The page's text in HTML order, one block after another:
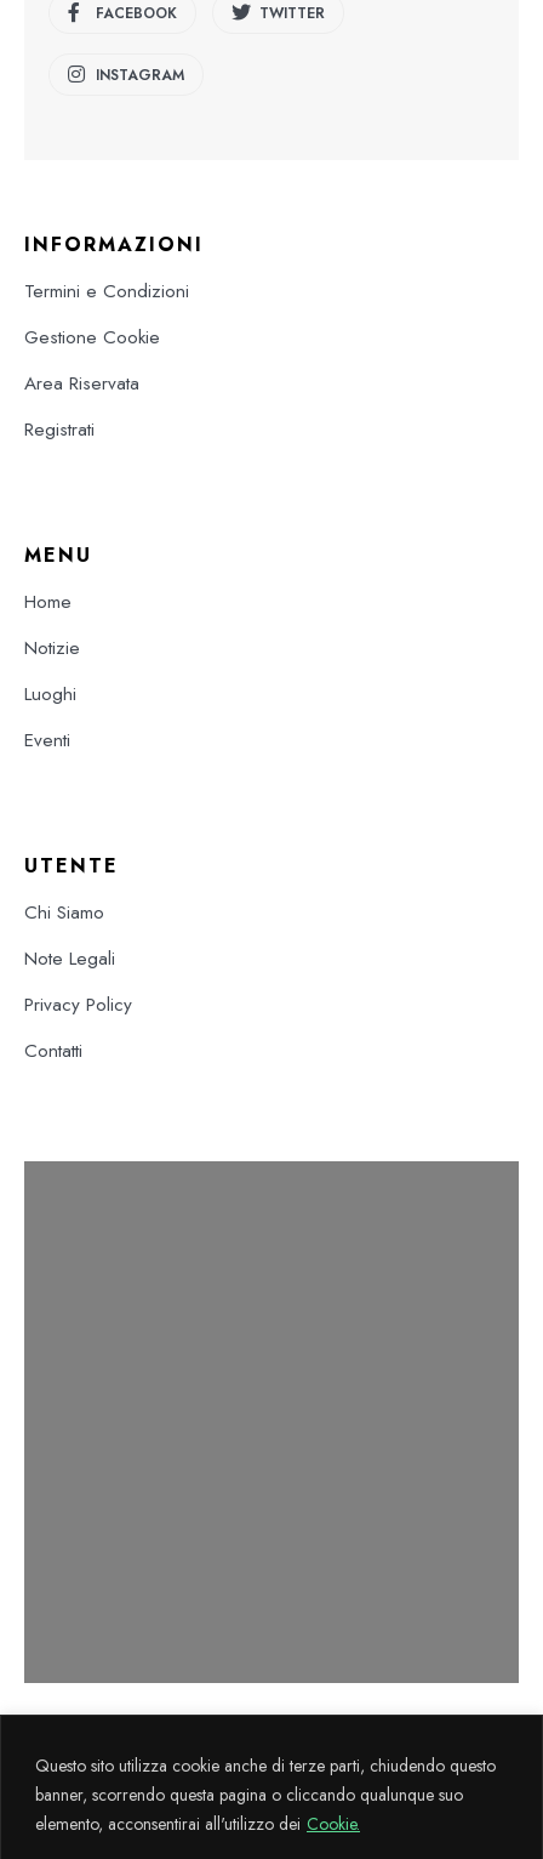
Questo sito utilizza cookie anche di terze parti, chiudendo questo
banner, scorrendo questa pagina o cliccando qualunque suo
elemento, acconsentirai all'utilizzo dei Cookie.
FACEBOOK TWITTER
INSTAGRAM
INFORMAZIONI
Termini e Condizioni
Gestione Cookie
Area Riservata
Registrati
MENU
Home
Notizie
Luoghi
Eventi
UTENTE
Chi Siamo
Note Legali
Privacy Policy
Contatti
Flegreaattraverso il sostegno finanziario FESR 2014-2020.